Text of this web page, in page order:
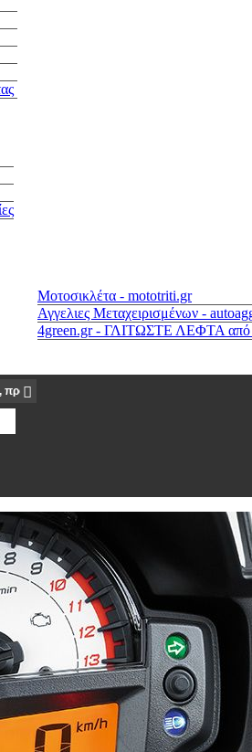
Μοτοσικλέτα - mototriti.gr
Αγγελιες Μεταχειρισμένων -
4green.gr - ΓΛΙΤΩΣΤΕ ΛΕΦΤΑ από